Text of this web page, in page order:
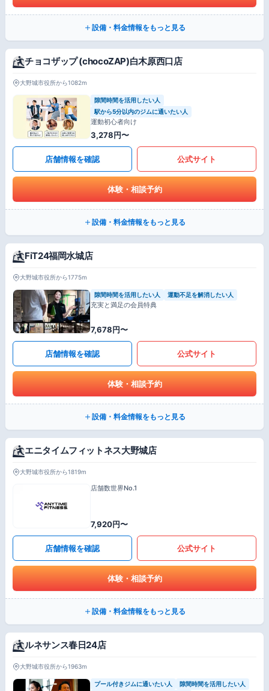
設備・料金情報をもっと見る
チョコザップ (chocoZAP)白木原西口店
大野城市役所から1082m
隙間時間を活用したい人
駅から5分以内のジムに通いたい人
運動初心者向け
3,278円〜
店舗情報を確認 公式サイト
体験・相談予約
設備・料金情報をもっと見る
FiT24福岡水城店
大野城市役所から1775m
隙間時間を活用したい人 運動不足を解消したい人
充実と満足の会員特典
7,678円〜
店舗情報を確認 公式サイト
体験・相談予約
設備・料金情報をもっと見る
エニタイムフィットネス大野城店
大野城市役所から1819m
店舗数世界No.1
7,920円〜
店舗情報を確認 公式サイト
体験・相談予約
設備・料金情報をもっと見る
ルネサンス春日24店
大野城市役所から1963m
プール付きジムに通いたい人
隙間時間を活用したい人